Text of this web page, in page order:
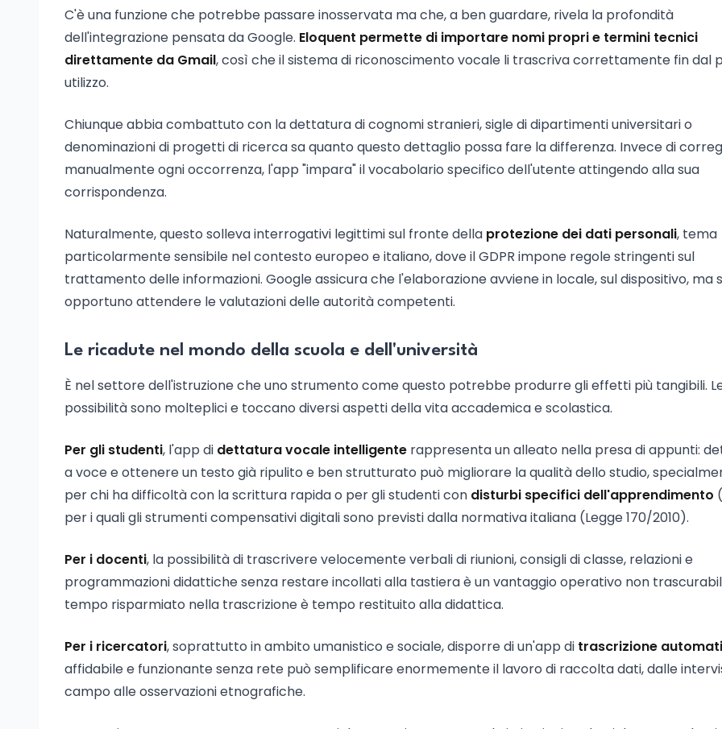
C'è una funzione che potrebbe passare inosservata ma che, a ben guardare, rivela la profondità
dell'integrazione pensata da Google. Eloquent permette di importare nomi propri e termini tecnici
direttamente da Gmail, così che il sistema di riconoscimento vocale li trascriva correttamente fin dal
utilizzo.
Chiunque abbia combattuto con la dettatura di cognomi stranieri, sigle di dipartimenti universitari o
denominazioni di progetti di ricerca sa quanto questo dettaglio possa fare la differenza. Invece di
manualmente ogni occorrenza, l'app "impara" il vocabolario specifico dell'utente attingendo alla sua
corrispondenza.
Naturalmente, questo solleva interrogativi legittimi sul fronte della protezione dei dati personali, tema
particolarmente sensibile nel contesto europeo e italiano, dove il GDPR impone regole stringenti sul
trattamento delle informazioni. Google assicura che l'elaborazione avviene in locale, sul dispositivo, ma
opportuno attendere le valutazioni delle autorità competenti.
Le ricadute nel mondo della scuola e dell'università
È nel settore dell'istruzione che uno strumento come questo potrebbe produrre gli effetti più tangibili.
possibilità sono molteplici e toccano diversi aspetti della vita accademica e scolastica.
Per gli studenti, l'app di dettatura vocale intelligente rappresenta un alleato nella presa di appunti:
a voce e ottenere un testo già ripulito e ben strutturato può migliorare la qualità dello studio,
per chi ha difficoltà con la scrittura rapida o per gli studenti con disturbi specifici dell'apprendimento
per i quali gli strumenti compensativi digitali sono previsti dalla normativa italiana (Legge 170/2010).
Per i docenti, la possibilità di trascrivere velocemente verbali di riunioni, consigli di classe, relazioni e
programmazioni didattiche senza restare incollati alla tastiera è un vantaggio operativo non
tempo risparmiato nella trascrizione è tempo restituito alla didattica.
Per i ricercatori, soprattutto in ambito umanistico e sociale, disporre di un'app di trascrizione
affidabile e funzionante senza rete può semplificare enormemente il lavoro di raccolta dati, dalle
campo alle osservazioni etnografiche.